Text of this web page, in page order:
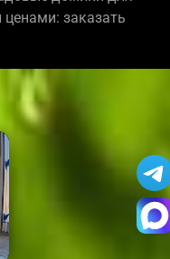
заказать